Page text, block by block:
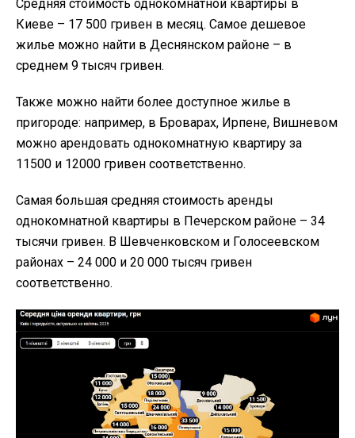
Средняя стоимость однокомнатной квартиры в
Киеве – 17 500 гривен в месяц. Самое дешевое
жилье можно найти в Деснянском районе – в
среднем 9 тысяч гривен.
Также можно найти более доступное жилье в
пригороде: например, в Броварах, Ирпене, Вишневом
можно арендовать однокомнатную квартиру за
11500 и 12000 гривен соответственно.
Самая большая средняя стоимость аренды
однокомнатной квартиры в Печерском районе – 34
тысячи гривен. В Шевченковском и Голосеевском
районах – 24 000 и 20 000 тысяч гривен
соответственно.